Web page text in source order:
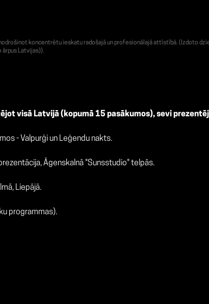
koncentrētu ieskatu radošajā un profesionālajā attīstībā. (Izdoto
ārpus Latvijas)).
visā Latvijā (kopumā 15 pasākumos), sevi
- Valpurģi un Leģendu nakts.
Āgenskalnā "Sunsstudio" telpās.
Liepājā.
programmas).